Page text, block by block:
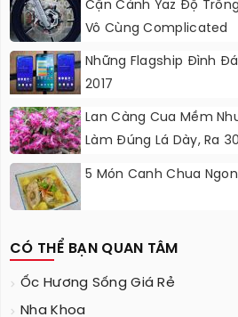
Cận Cảnh Yaz Độ
Vô Cùng Complicated
Những Flagship Đình
2017
Lan Càng Cua Mềm
Làm Đúng Lá Dày, Ra
5 Món Canh Chua
CÓ THỂ BẠN QUAN TÂM
Ốc Hương Sống Giá Rẻ
Nha Khoa